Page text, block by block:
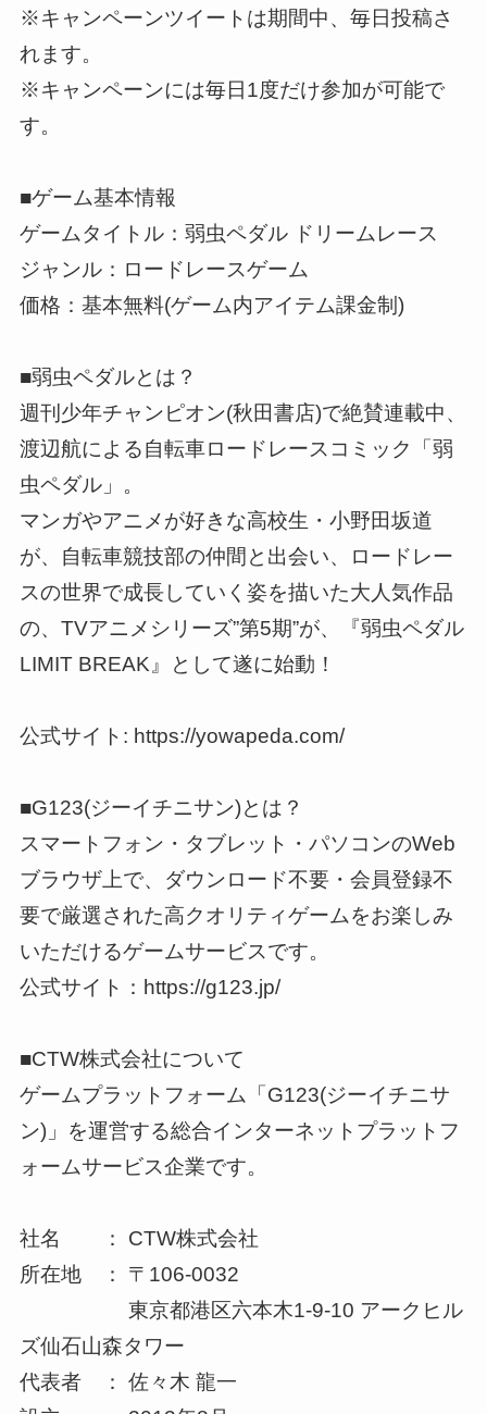
※キャンペーンツイートは期間中、毎日投稿さ
れます。
※キャンペーンには毎日1度だけ参加が可能で
す。
■ゲーム基本情報
ゲームタイトル：弱虫ペダル ドリームレース
ジャンル：ロードレースゲーム
価格：基本無料(ゲーム内アイテム課金制)
■弱虫ペダルとは？
週刊少年チャンピオン(秋田書店)で絶賛連載中、
渡辺航による自転車ロードレースコミック「弱
虫ペダル」。
マンガやアニメが好きな高校生・小野田坂道
が、自転車競技部の仲間と出会い、ロードレー
スの世界で成長していく姿を描いた大人気作品
の、TVアニメシリーズ”第5期”が、『弱虫ペダル
LIMIT BREAK』として遂に始動！
公式サイト: https://yowapeda.com/
■G123(ジーイチニサン)とは？
スマートフォン・タブレット・パソコンのWeb
ブラウザ上で、ダウンロード不要・会員登録不
要で厳選された高クオリティゲームをお楽しみ
いただけるゲームサービスです。
公式サイト：https://g123.jp/
■CTW株式会社について
ゲームプラットフォーム「G123(ジーイチニサ
ン)」を運営する総合インターネットプラットフ
ォームサービス企業です。
社名 ： CTW株式会社
所在地 ： 〒106-0032
東京都港区六本木1-9-10 アークヒル
ズ仙石山森タワー
代表者 ： 佐々木 龍一